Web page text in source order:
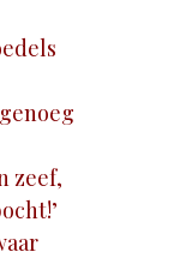
zeef,